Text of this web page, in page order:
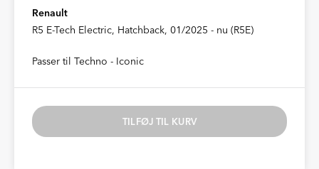
Renault
R5 E-Tech Electric, Hatchback, 01/2025 - nu (R5E)
Passer til Techno - Iconic
TILFØJ TIL KURV